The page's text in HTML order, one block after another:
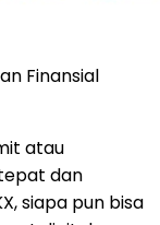
Finansial
atau
dan
siapa pun bisa